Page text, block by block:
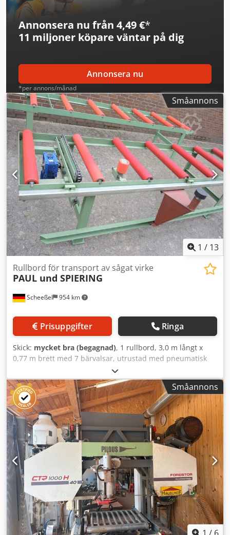
Annonsera nu från 4,49 €*
11 miljoner köpare väntar på dig
Annonsera nu
*per annons/månad
Småannons
1 / 13
Scheeßel 954 km
Rullbord för transport av sågat virke
PAUL und SPIERING
Prisuppgifter Ringa
Skick: mycket bra (begagnad), 1 rullbord, 3,0 m långt x
0,77 m brett med 7 bärvalsar, utrustad med pneumatisk
lyft- och riktningskedja med snäckväxel och bälgcylinder,
samt en träöverföringsrullsläde med gummisvängskiva för
enmans trämatning, med 2 uppfällbara anslagsrullar för
brädor från bandsågen som redan har kantats på ena
sidan. 1 rullbord, 3,5 m långt x 0,77 m brett med 8
bärvalsar, med eller utan överföringsrullsläde. Original
PAUL-rullbord i olika bredder och längder, i standard- eller
tungt utförande, för användning framför kap-, klyv- och
eftersnittssågar. Kortarbetsbord möjliggör t.ex. att gå in för
att ta emot från tvärtransportör, passera genom
bordsinstallationen eller truckhantering av tunga balkar
eller komponenter; det finns även långarbetsbord i olika
storlekar tillgängliga. Dwedpfxst E Nw Tj Ag Tja
Småannons